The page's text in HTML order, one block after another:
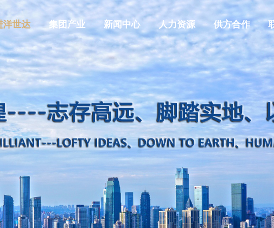
洋世达 集团产业 新闻中心 人力资源 供方合作